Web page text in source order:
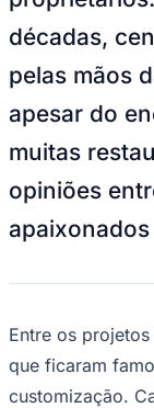
décadas,
pelas mãos
apesar do
muitas
opiniões
Entre os
que ficaram
customização.